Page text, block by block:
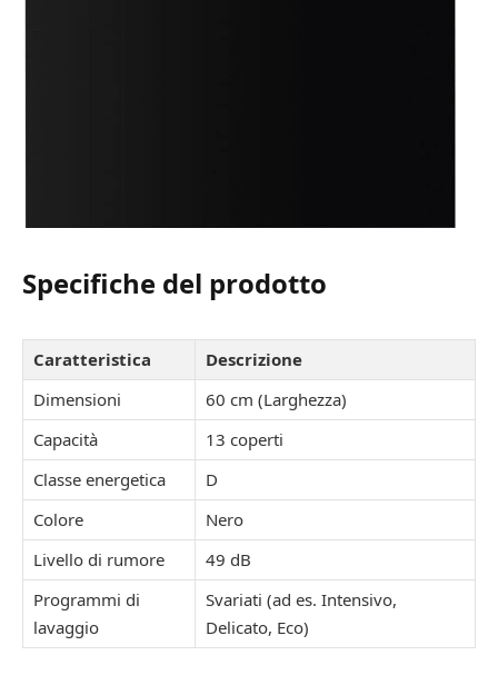
Specifiche del prodotto
Caratteristica
Descrizione
Dimensioni
60 cm (Larghezza)
Capacità
13 coperti
Classe energetica
D
Colore
Nero
Livello di rumore
49 dB
Programmi di
lavaggio
Svariati (ad es. Intensivo,
Delicato, Eco)